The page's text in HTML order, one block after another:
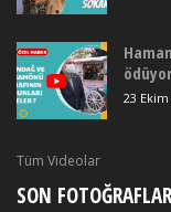
23 Ekim
Tüm Videolar
SON FOTOĞRAFLAR